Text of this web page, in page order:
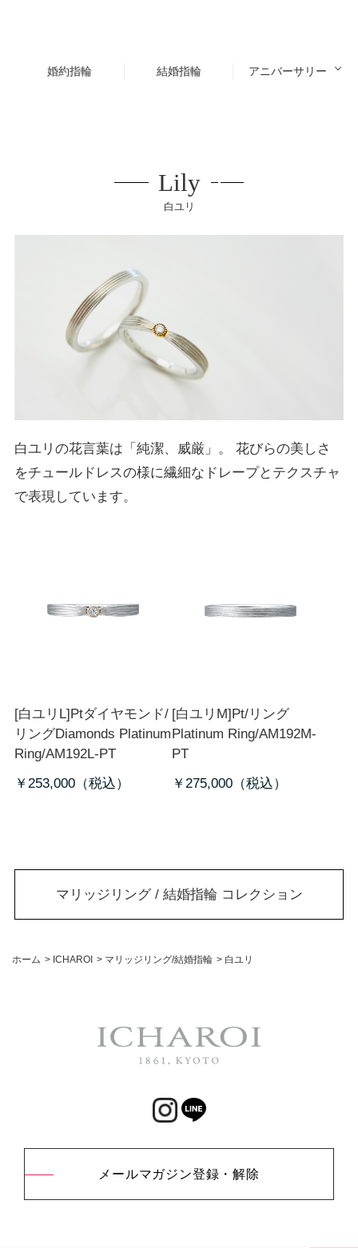
婚約指輪 結婚指輪 アニバーサリー
Lily
白ユリ
白ユリの花言葉は「純潔、威厳」。 花びらの美しさ
をチュールドレスの様に繊細なドレープとテクスチャ
で表現しています。
[白ユリL]Ptダイヤモンド/
リングDiamonds Platinum
Ring/AM192L-PT
￥253,000
[白ユリM]Pt/リング
Platinum Ring/AM192M-
PT
￥275,000
マリッジリング / 結婚指輪 コレクション
ホーム > ICHAROI > マリッジリング/結婚指輪 > 白ユリ
メールマガジン登録・解除